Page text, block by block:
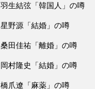
羽生結弦「韓国人」の噂
星野源「結婚」の噂
桑田佳祐「離婚」の噂
岡村隆史「結婚」の噂
橋爪遼「麻薬」の噂